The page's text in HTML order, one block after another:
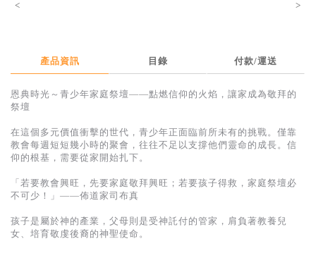
得獎作品推介
暢銷榜
中文二手書
英文二手書
精選英文書
電子書
基道 Top 50
< >
產品資訊 目錄 付款/運送
恩典時光～青少年家庭祭壇——點燃信仰的火焰，讓家成為敬拜的
祭壇
在這個多元價值衝擊的世代，青少年正面臨前所未有的挑戰。僅靠
教會每週短短幾小時的聚會，往往不足以支撐他們靈命的成長。信
仰的根基，需要從家開始扎下。
「若要教會興旺，先要家庭敬拜興旺；若要孩子得救，家庭祭壇必
不可少！」——佈道家司布真
孩子是屬於神的產業，父母則是受神託付的管家，肩負著教養兒
女、培育敬虔後裔的神聖使命。